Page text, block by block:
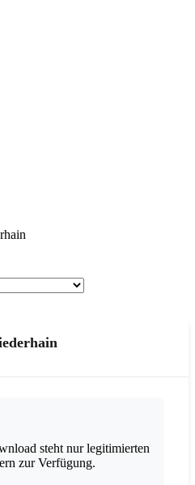
steht nur legitimierten
zur Verfügung.